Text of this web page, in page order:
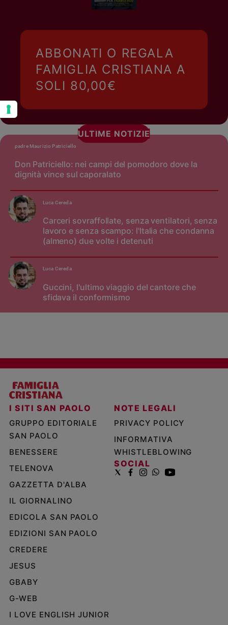
ABBONATI O REGALA
FAMIGLIA CRISTIANA A
SOLI 80,00€
ULTIME NOTIZIE
Don Patriciello: nei campi del pomodoro dove la
dignità vince sul caporalato
padre Maurizio Patriciello
Carceri sovraffollate, senza ventilatori, senza
lavoro e senza scampo: l'Italia che condanna
(almeno) due volte i detenuti
Luca Cereda
Guccini, l'ultimo viaggio del cantore che
sfidava il conformismo
Luca Cereda
I SITI SAN PAOLO
GRUPPO EDITORIALE
SAN PAOLO
BENESSERE
TELENOVA
GAZZETTA D'ALBA
IL GIORNALINO
EDICOLA SAN PAOLO
EDIZIONI SAN PAOLO
CREDERE
JESUS
GBABY
G-WEB
I LOVE ENGLISH JUNIOR
NOTE LEGALI
PRIVACY POLICY
INFORMATIVA
WHISTLEBLOWING
SOCIAL